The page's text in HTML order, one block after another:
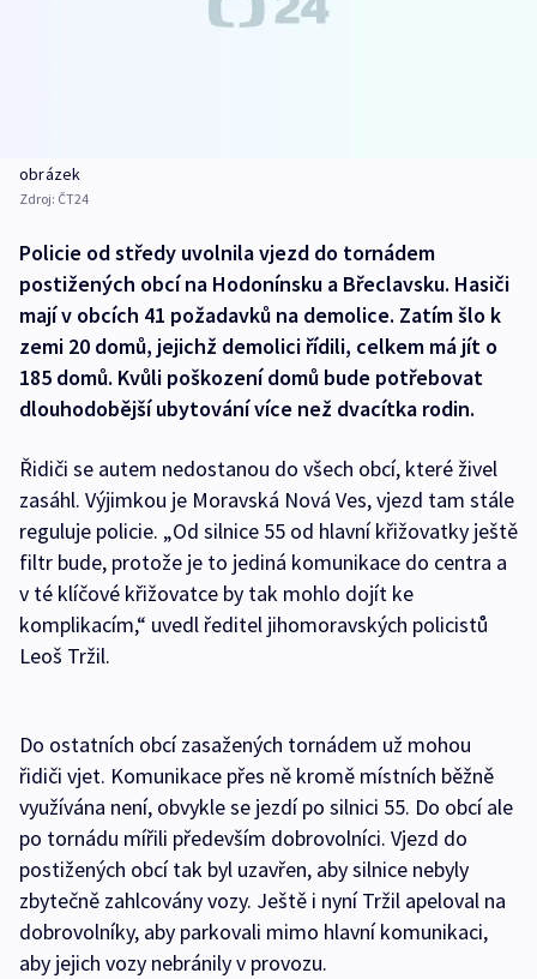
obrázek
Zdroj: ČT24
Policie od středy uvolnila vjezd do tornádem
postižených obcí na Hodonínsku a Břeclavsku. Hasiči
mají v obcích 41 požadavků na demolice. Zatím šlo k
zemi 20 domů, jejichž demolici řídili, celkem má jít o
185 domů. Kvůli poškození domů bude potřebovat
dlouhodobější ubytování více než dvacítka rodin.
Řidiči se autem nedostanou do všech obcí, které živel
zasáhl. Výjimkou je Moravská Nová Ves, vjezd tam stále
reguluje policie. „Od silnice 55 od hlavní křižovatky ještě
filtr bude, protože je to jediná komunikace do centra a
v té klíčové křižovatce by tak mohlo dojít ke
komplikacím,“ uvedl ředitel jihomoravských policistů
Leoš Tržil.
Do ostatních obcí zasažených tornádem už mohou
řidiči vjet. Komunikace přes ně kromě místních běžně
využívána není, obvykle se jezdí po silnici 55. Do obcí ale
po tornádu mířili především dobrovolníci. Vjezd do
postižených obcí tak byl uzavřen, aby silnice nebyly
zbytečně zahlcovány vozy. Ještě i nyní Tržil apeloval na
dobrovolníky, aby parkovali mimo hlavní komunikaci,
aby jejich vozy nebránily v provozu.